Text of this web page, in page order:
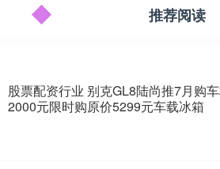
推荐阅读
股票配资行业 别克GL8陆尚推7月购
2000元限时购原价5299元车载冰箱